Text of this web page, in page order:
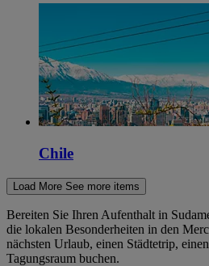
Chile
Load More See more items
Bereiten Sie Ihren Aufenthalt in
die lokalen Besonderheiten in den
nächsten Urlaub, einen Städtetrip,
Tagungsraum buchen.